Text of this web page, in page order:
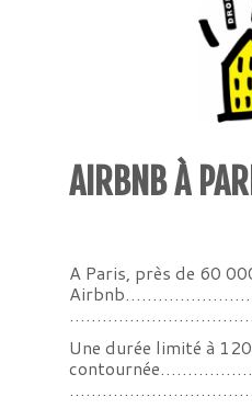
AIRBNB À
A Paris, près de 60
Une durée limité à
…………………………….